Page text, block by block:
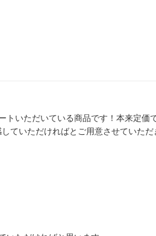
トいただいている商品です！本来定価
ていただければとご用意させていただ